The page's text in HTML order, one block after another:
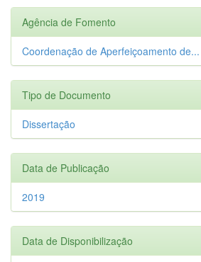
Agência de Fomento
Coordenação de Aperfeiçoamento de...
Tipo de Documento
Dissertação
Data de Publicação
2019
Data de Disponibilização